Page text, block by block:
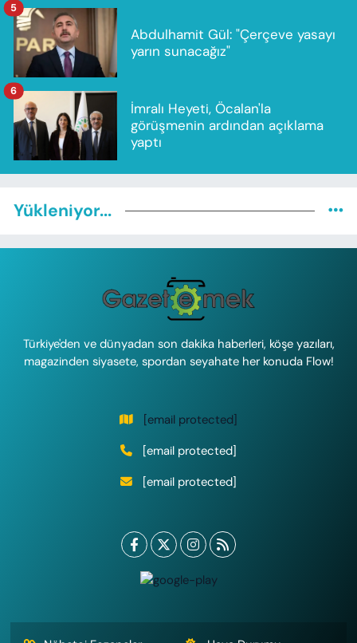
Abdulhamit Gül: "Çerçeve yasayı
yarın sunacağız"
5
İmralı Heyeti, Öcalan'la
görüşmenin ardından açıklama
yaptı
6
Yükleniyor...
Türkiye'den ve dünyadan son dakika haberleri, köşe yazıları,
magazinden siyasete, spordan seyahate her konuda Flow!
[email protected]
[email protected]
[email protected]